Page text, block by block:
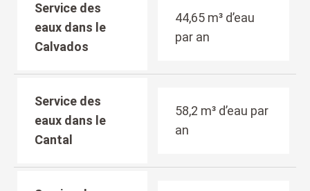
Service des
eaux dans le
Calvados
44,65 m³ d’eau
par an
Service des
eaux dans le
Cantal
58,2 m³ d’eau par
an